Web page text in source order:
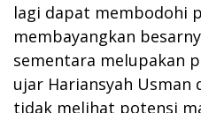
lagi dapat membodohi
membayangkan
sementara melupakan
ujar Hariansyah Usman
tidak melihat potensi